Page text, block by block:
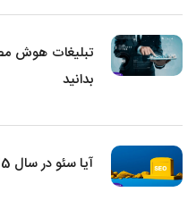
تبلیغات هوش
بدانید
آیا سئو در سال 2025 منسوخ شده است؟